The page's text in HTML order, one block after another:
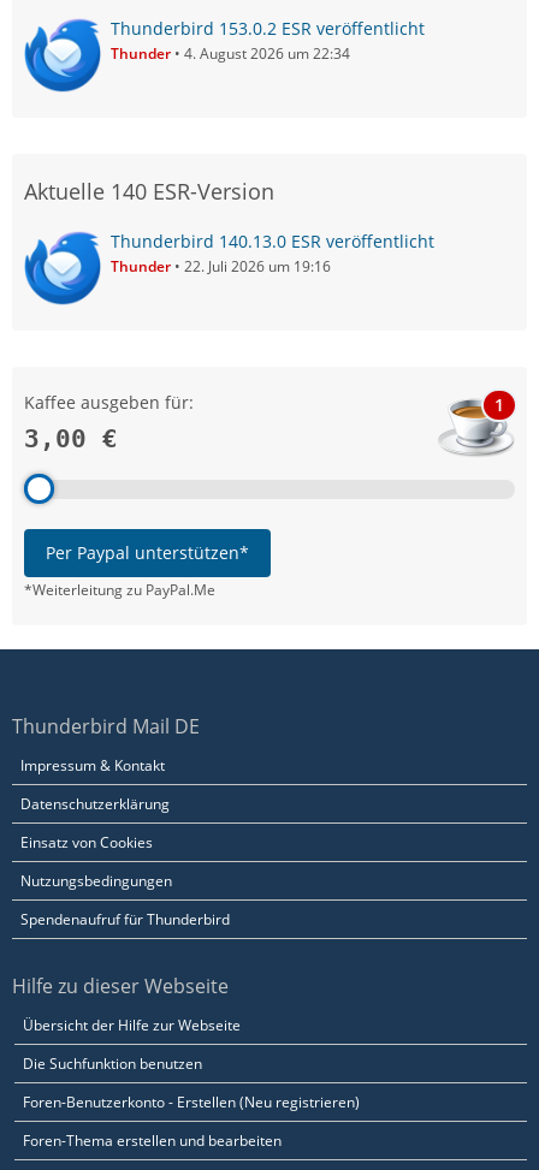
Thunderbird 153.0.2 ESR veröffentlicht
Thunder 4. August 2026 um 22:34
Aktuelle 140 ESR-Version
Thunderbird 140.13.0 ESR veröffentlicht
Thunder 22. Juli 2026 um 19:16
Kaffee ausgeben für:
3,00 €
1
Per Paypal unterstützen*
*Weiterleitung zu PayPal.Me
Thunderbird Mail DE
Impressum & Kontakt
Datenschutzerklärung
Einsatz von Cookies
Nutzungsbedingungen
Spendenaufruf für Thunderbird
Hilfe zu dieser Webseite
Übersicht der Hilfe zur Webseite
Die Suchfunktion benutzen
Foren-Benutzerkonto - Erstellen (Neu registrieren)
Foren-Thema erstellen und bearbeiten